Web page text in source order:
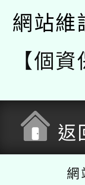
網站維
【個
返
網